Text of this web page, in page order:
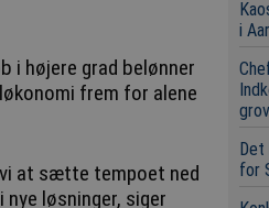
i højere grad belønner
frem for alene
at sætte tempoet ned
løsninger, siger
i
Det
for